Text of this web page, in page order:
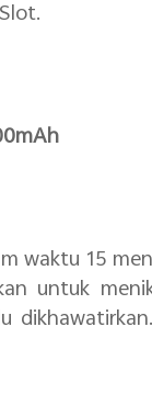
waktu 15
untuk